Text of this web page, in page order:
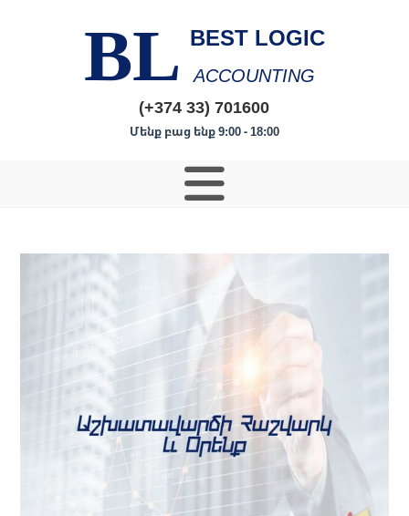
BL BEST LOGIC
ACCOUNTING
(+374 33) 701600
Մենք բաց ենք 9:00 - 18:00